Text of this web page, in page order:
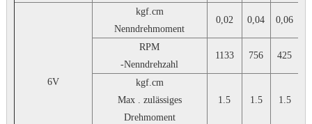
6V
kgf.cm
Nenndrehmoment
0,02 0,04 0,06
RPM
-Nenndrehzahl
1133 756 425
kgf.cm
Max . zulässiges
Drehmoment
1.5 1.5 1.5